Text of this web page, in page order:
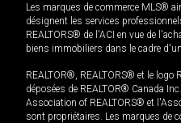
Les marques de commerce MLS®
désignent les services
REALTORS® de l'ACI en vue de
biens immobiliers dans le cadre
REALTOR®, REALTORS® et le
déposées de REALTOR® Canada
Association of REALTORS® et
sont propriétaires. Les marques de